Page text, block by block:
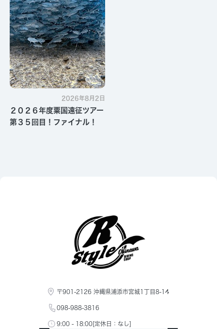
2026年8月2日
２０２６年度粟国遠征ツアー
第３５回目！ファイナル！
〒901-2126 沖縄県浦添市宮城1丁目8-14
098-988-3816
9:00 - 18:00[定休日：なし]